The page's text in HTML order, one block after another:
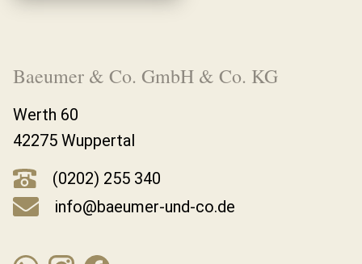
Baeumer & Co. GmbH & Co. KG
Werth 60
42275 Wuppertal
(0202) 255 340
info@baeumer-und-co.de